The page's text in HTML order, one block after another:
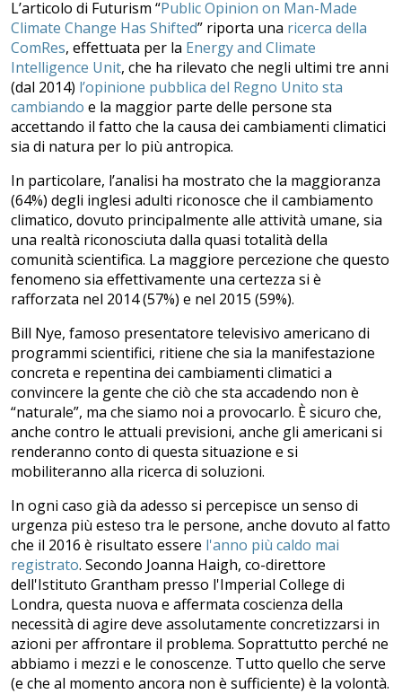
L’articolo di Futurism “Public Opinion on Man-Made
Climate Change Has Shifted” riporta una ricerca della
ComRes, effettuata per la Energy and Climate
Intelligence Unit, che ha rilevato che negli ultimi tre anni
(dal 2014) l’opinione pubblica del Regno Unito sta
cambiando e la maggior parte delle persone sta
accettando il fatto che la causa dei cambiamenti climatici
sia di natura per lo più antropica.
In particolare, l’analisi ha mostrato che la maggioranza
(64%) degli inglesi adulti riconosce che il cambiamento
climatico, dovuto principalmente alle attività umane, sia
una realtà riconosciuta dalla quasi totalità della
comunità scientifica. La maggiore percezione che questo
fenomeno sia effettivamente una certezza si è
rafforzata nel 2014 (57%) e nel 2015 (59%).
Bill Nye, famoso presentatore televisivo americano di
programmi scientifici, ritiene che sia la manifestazione
concreta e repentina dei cambiamenti climatici a
convincere la gente che ciò che sta accadendo non è
“naturale”, ma che siamo noi a provocarlo. È sicuro che,
anche contro le attuali previsioni, anche gli americani si
renderanno conto di questa situazione e si
mobiliteranno alla ricerca di soluzioni.
In ogni caso già da adesso si percepisce un senso di
urgenza più esteso tra le persone, anche dovuto al fatto
che il 2016 è risultato essere l'anno più caldo mai
registrato. Secondo Joanna Haigh, co-direttore
dell'Istituto Grantham presso l'Imperial College di
Londra, questa nuova e affermata coscienza della
necessità di agire deve assolutamente concretizzarsi in
azioni per affrontare il problema. Soprattutto perché ne
abbiamo i mezzi e le conoscenze. Tutto quello che serve
(e che al momento ancora non è sufficiente) è la volontà.